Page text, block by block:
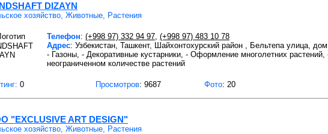
DIZAYN
хозяйство, Животные, Растения
Телефон: (+998 97) 332 94 97, (+998 97) 483 10 78
Адрес: Узбекистан, Ташкент, Шайхонтохурский район , Бельтепа улица,
- Газоны, - Декоративные кустарники, - Оформление многолетних
неограниченном количестве растений
0 Просмотров: 9687 Фото: 20
"EXCLUSIVE ART DESIGN"
хозяйство, Животные, Растения